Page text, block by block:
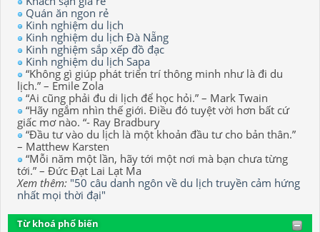
Quán ăn ngon rẻ
Kinh nghiệm du lịch
Kinh nghiệm du lịch Đà Nẵng
Kinh nghiệm sắp xếp đồ đạc
Kinh nghiệm du lịch Sapa
“Không gì giúp phát triển trí thông minh như là đi du
lịch.” – Emile Zola
“Ai cũng phải đu di lịch để học hỏi.” – Mark Twain
“Hãy ngắm nhìn thế giới. Điều đó tuyệt vời hơn bất cứ
giấc mơ nào. “- Ray Bradbury
“Đầu tư vào du lịch là một khoản đầu tư cho bản thân.”
– Matthew Karsten
“Mỗi năm một lần, hãy tới một nơi mà bạn chưa từng
tới.” – Đức Đạt Lai Lạt Ma
Xem thêm: "50 câu danh ngôn về du lịch truyền cảm hứng
nhất mọi thời đại"
Từ khoá phổ biến